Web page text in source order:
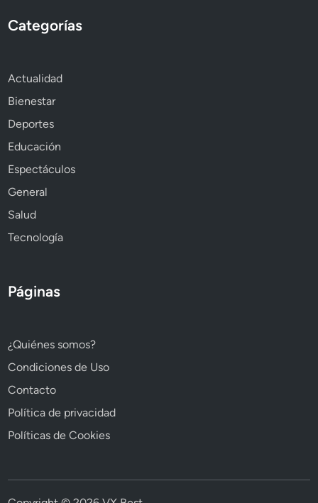
Categorías
Actualidad
Bienestar
Deportes
Educación
Espectáculos
General
Salud
Tecnología
Páginas
¿Quiénes somos?
Condiciones de Uso
Contacto
Política de privacidad
Políticas de Cookies